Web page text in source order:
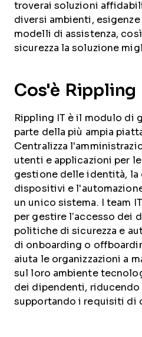
troverai soluzioni
diversi ambienti,
modelli di assistenza,
sicurezza la soluzione
Cos'è Rippling
Rippling IT è il modulo di
parte della più ampia
Centralizza
utenti e applicazioni per
gestione delle identità, la
dispositivi e
un unico sistema. I team
per gestire l’accesso dei
politiche di sicurezza e
di onboarding o
aiuta le organizzazioni a
sul loro ambiente
dei dipendenti, riducendo
supportando i requisiti di